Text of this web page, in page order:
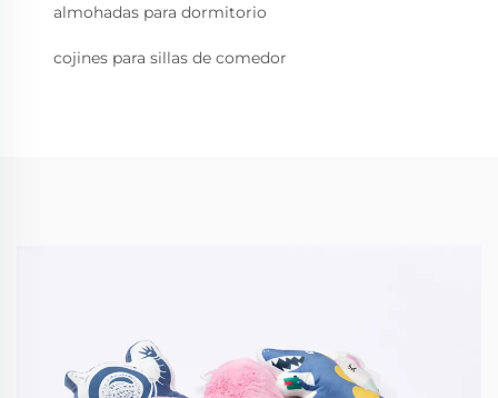
almohadas para dormitorio
cojines para sillas de comedor